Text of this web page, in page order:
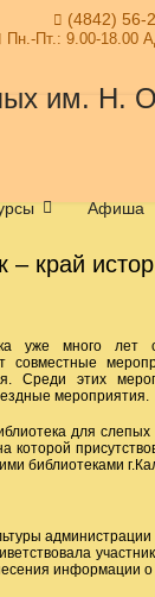
(4842) 56-
Пн.-Пт.: 9.00-18.00
Афиша
– край
уже много лет
совместные
Среди этих
мероприятия.
для слепых
которой
библиотеками
информации о